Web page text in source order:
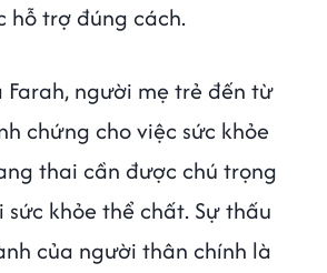
hỗ trợ đúng cách.
Farah, người mẹ trẻ đến từ
chứng cho việc sức khỏe
thai cần được chú trọng
khỏe thể chất. Sự thấu
của người thân chính là